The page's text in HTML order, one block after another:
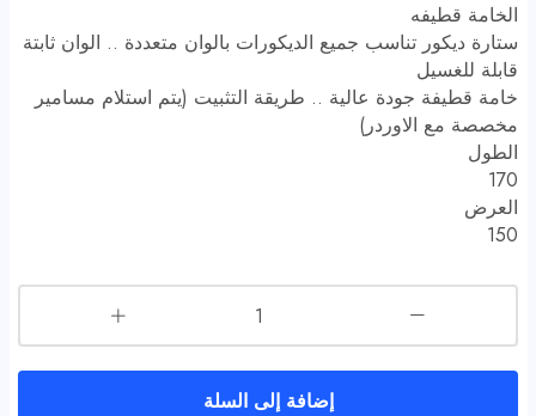
الخامة قطيفه
ستارة ديكور تناسب جميع الديكورات بالوان متعددة .. الوان ثابتة
قابلة للغسيل
خامة قطيفة جودة عالية .. طريقة التثبيت (يتم استلام مسامير
مخصصة مع الاوردر)
الطول
170
العرض
150
إضافة إلى السلة